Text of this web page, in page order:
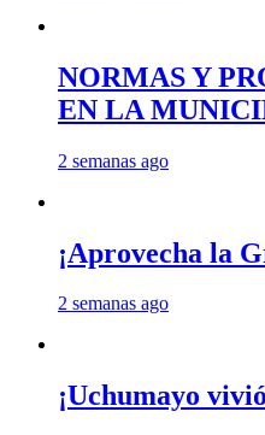
NORMAS Y
EN LA
2 semanas ago
¡Aprovecha la
2 semanas ago
¡Uchumayo